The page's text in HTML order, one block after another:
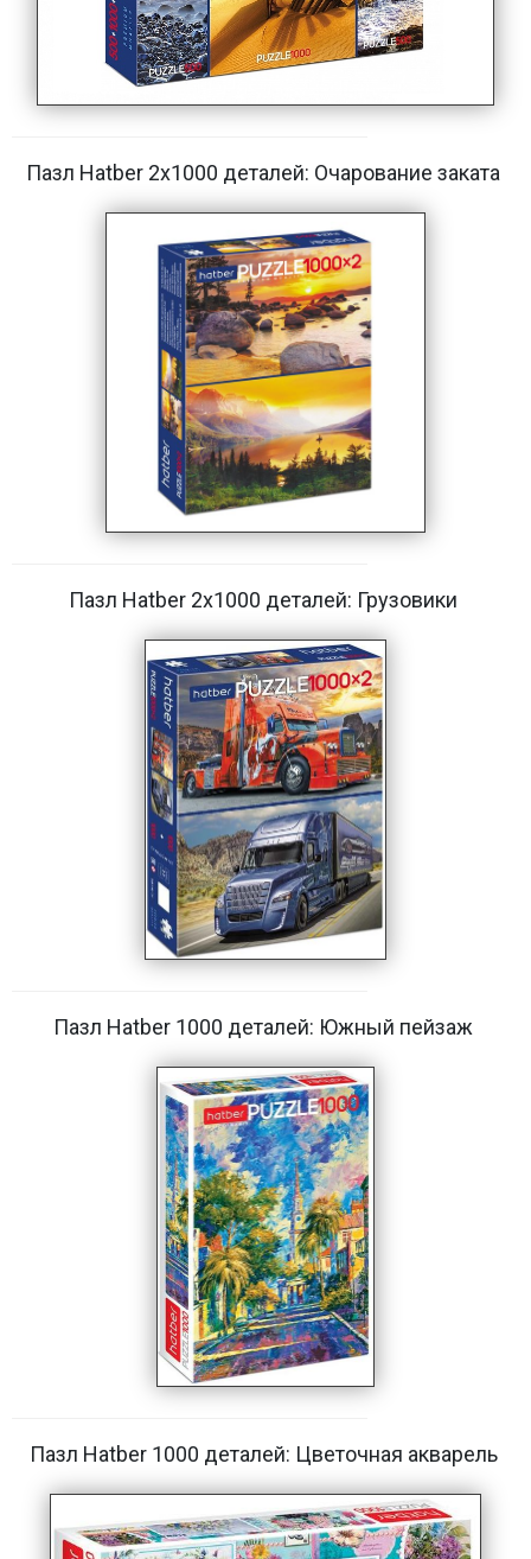
Пазл Hatber 2х1000 деталей: Очарование заката
Пазл Hatber 2х1000 деталей: Грузовики
Пазл Hatber 1000 деталей: Южный пейзаж
Пазл Hatber 1000 деталей: Цветочная акварель